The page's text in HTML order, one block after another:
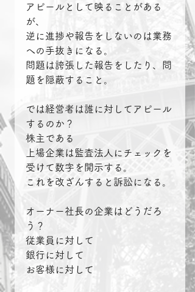
アピールとして映ることがある
が、
逆に進捗や報告をしないのは業務
への手抜きになる。
問題は誇張した報告をしたり、問
題を隠蔽すること。
では経営者は誰に対してアピール
するのか？
株主である
上場企業は監査法人にチェックを
受けて数字を開示する。
これを改ざんすると訴訟になる。
オーナー社長の企業はどうだろ
う？
従業員に対して
銀行に対して
お客様に対して